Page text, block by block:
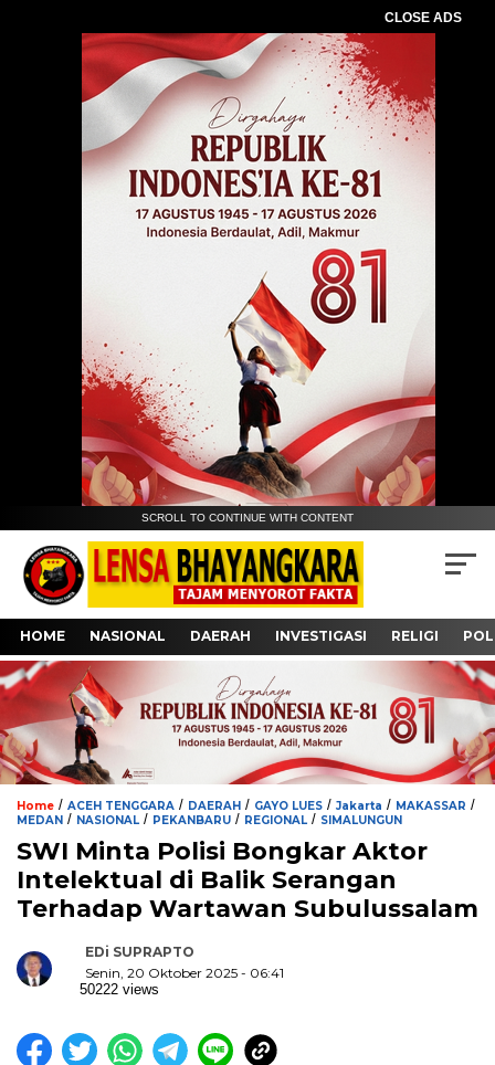
CLOSE ADS
SCROLL TO CONTINUE WITH CONTENT
HOME NASIONAL DAERAH INVESTIGASI RELIGI
Home / ACEH TENGGARA / DAERAH / GAYO LUES / Jakarta / MAKASSAR /
MEDAN / NASIONAL / PEKANBARU / REGIONAL / SIMALUNGUN
SWI Minta Polisi Bongkar Aktor
Intelektual di Balik Serangan
Terhadap Wartawan Subulussalam
EDi SUPRAPTO
Senin, 20 Oktober 2025 - 06:41
50222 views